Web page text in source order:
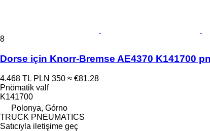
8
Dorse için Knorr-Bremse AE4370 K141700
4.468 TL PLN 350 ≈ €81,28
Pnömatik valf
K141700
Polonya, Górno
TRUCK PNEUMATICS
Satıcıyla iletişime geç